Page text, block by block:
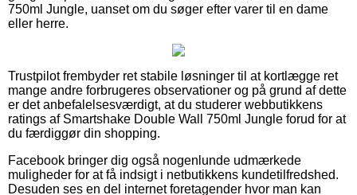
750ml Jungle, uanset om du søger efter varer til en dame
eller herre.
Trustpilot frembyder ret stabile løsninger til at kortlægge ret
mange andre forbrugeres observationer og på grund af dette
er det anbefalelsesværdigt, at du studerer webbutikkens
ratings af Smartshake Double Wall 750ml Jungle forud for at
du færdiggør din shopping.
Facebook bringer dig også nogenlunde udmærkede
muligheder for at få indsigt i netbutikkens kundetilfredshed.
Desuden ses en del internet foretagender hvor man kan